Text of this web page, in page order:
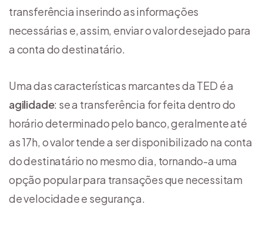
transferência inserindo as informações
necessárias e, assim, enviar o valor desejado para
a conta do destinatário.
Uma das características marcantes da TED é a
agilidade: se a transferência for feita dentro do
horário determinado pelo banco, geralmente até
as 17h, o valor tende a ser disponibilizado na conta
do destinatário no mesmo dia, tornando-a uma
opção popular para transações que necessitam
de velocidade e segurança.